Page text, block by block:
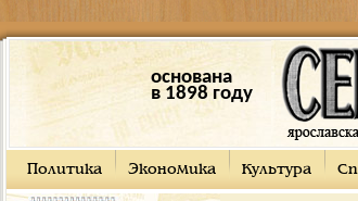
основана
в 1898 году
Политика Экономика Культура